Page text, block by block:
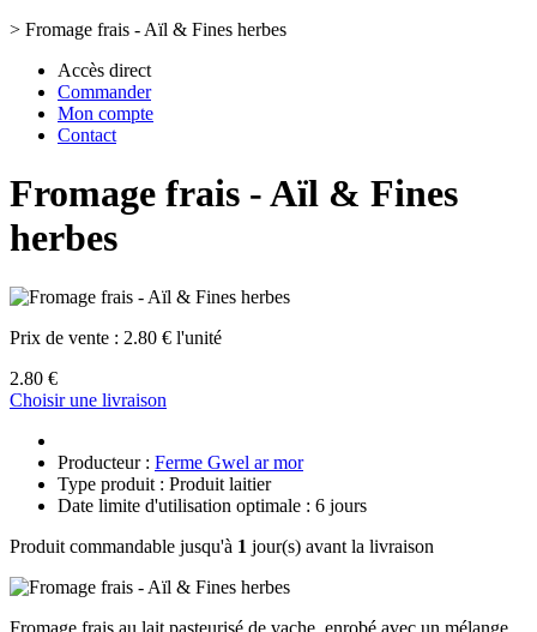
> Fromage frais - Aïl & Fines herbes
Accès direct
Commander
Mon compte
Contact
Fromage frais - Aïl & Fines
herbes
Prix de vente : 2.80 € l'unité
2.80 €
Choisir une livraison
Producteur : Ferme Gwel ar mor
Type produit : Produit laitier
Date limite d'utilisation optimale : 6 jours
Produit commandable jusqu'à 1 jour(s) avant la livraison
Fromage frais au lait pasteurisé de vache, enrobé avec un mélange